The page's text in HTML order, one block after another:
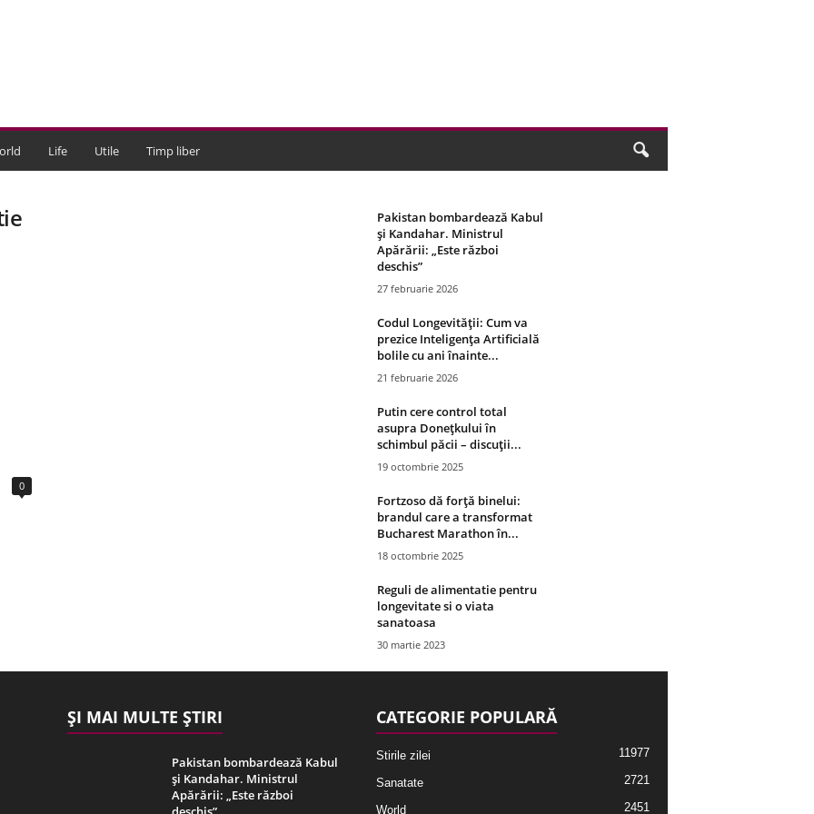
Life Utile Timp liber
0
Pakistan bombardează Kabul
și Kandahar. Ministrul
Apărării: „Este război
deschis”
27 februarie 2026
Codul Longevității: Cum va
prezice Inteligența Artificială
bolile cu ani înainte...
21 februarie 2026
Putin cere control total
asupra Donețkului în
schimbul păcii – discuții...
19 octombrie 2025
Fortzoso dă forță binelui:
brandul care a transformat
Bucharest Marathon în...
18 octombrie 2025
Reguli de alimentatie pentru
longevitate si o viata
sanatoasa
30 martie 2023
ȘI MAI MULTE ȘTIRI
Pakistan bombardează Kabul
și Kandahar. Ministrul
Apărării: „Este război
CATEGORIE POPULARĂ
Stirile zilei 11977
Sanatate 2721
World 2451